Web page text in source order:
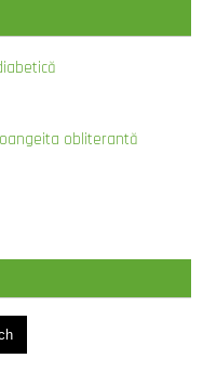
obliterantă